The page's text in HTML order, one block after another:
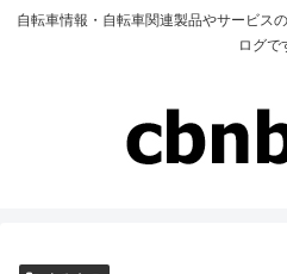
自転車情報・自転車関連製品やサービス
ログで